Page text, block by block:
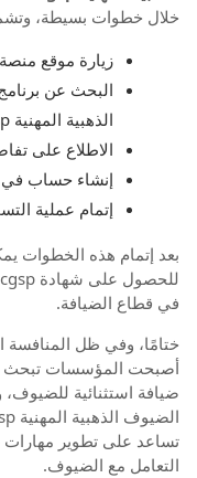
خلال خطوات بسيطة،
زيارة موقع منصة
البحث عن
الذهبية المهنية cgsp.
الاطلاع على
إنشاء حساب في
إتمام عملية
بعد إتمام هذه الخطوات
في قطاع الضيافة.
ختامًا، وفي ظل المنافسة
أصبحت المؤسسات تبحث
ضيافة استثنائية
تساعد على تطوير مهارات
التعامل مع الضيوف.